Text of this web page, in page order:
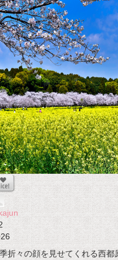
折々の顔を見せてくれる西都